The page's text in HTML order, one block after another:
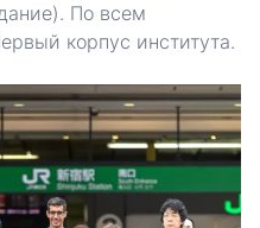
По всем
корпус института.